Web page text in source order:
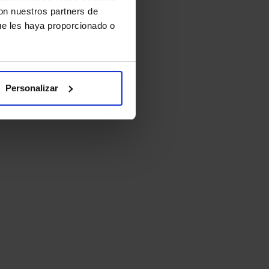
nuestros partners de
les haya proporcionado o
Personalizar